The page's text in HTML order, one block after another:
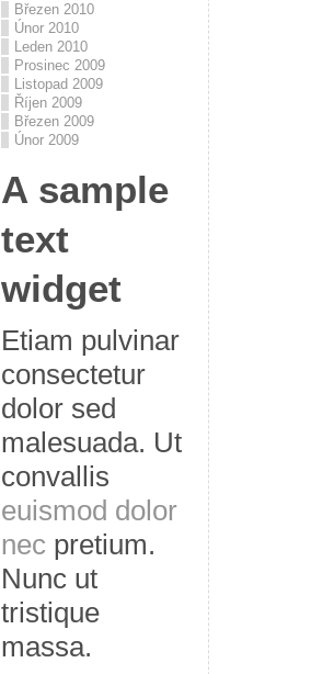
Březen 2010
Únor 2010
Leden 2010
Prosinec 2009
Listopad 2009
Říjen 2009
Březen 2009
Únor 2009
A sample
text
widget
Etiam pulvinar
consectetur
dolor sed
malesuada. Ut
convallis
euismod dolor
nec pretium.
Nunc ut
tristique
massa.